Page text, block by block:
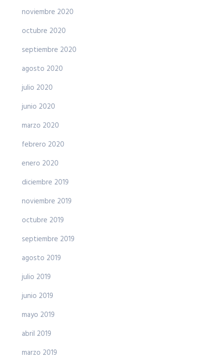
noviembre 2020
octubre 2020
septiembre 2020
agosto 2020
julio 2020
junio 2020
marzo 2020
febrero 2020
enero 2020
diciembre 2019
noviembre 2019
octubre 2019
septiembre 2019
agosto 2019
julio 2019
junio 2019
mayo 2019
abril 2019
marzo 2019